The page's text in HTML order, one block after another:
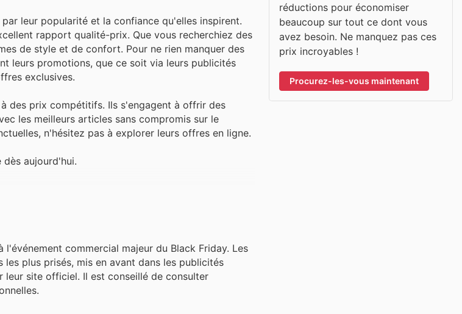
leur popularité et la confiance qu'elles inspirent.
rapport qualité-prix. Que vous recherchiez des
de style et de confort. Pour ne rien manquer des
leurs promotions, que ce soit via leurs publicités
exclusives.
des prix compétitifs. Ils s'engagent à offrir des
les meilleurs articles sans compromis sur le
n'hésitez pas à explorer leurs offres en ligne.
aujourd'hui.
commercial majeur du Black Friday. Les
plus prisés, mis en avant dans les publicités
leur site officiel. Il est conseillé de consulter
réductions pour économiser
beaucoup sur tout ce dont vous
avez besoin. Ne manquez pas ces
prix incroyables !
Procurez-les-vous maintenant